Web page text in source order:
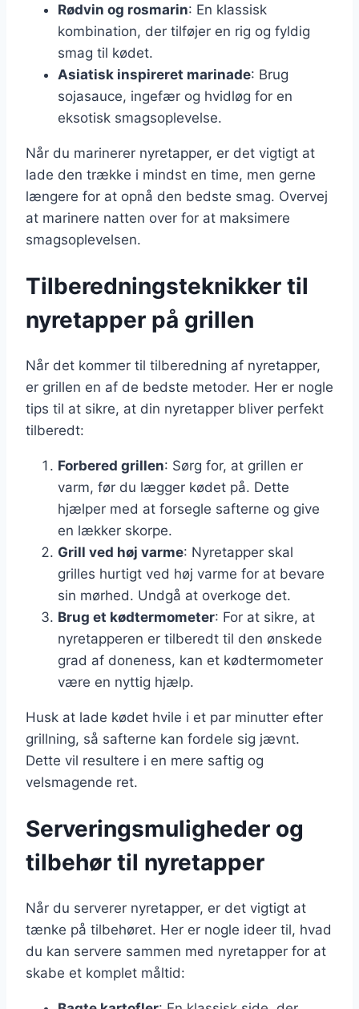
Rødvin og rosmarin: En klassisk
kombination, der tilføjer en rig og fyldig
smag til kødet.
Asiatisk inspireret marinade: Brug
sojasauce, ingefær og hvidløg for en
eksotisk smagsoplevelse.
Når du marinerer nyretapper, er det vigtigt at
lade den trække i mindst en time, men gerne
længere for at opnå den bedste smag. Overvej
at marinere natten over for at maksimere
smagsoplevelsen.
Tilberedningsteknikker til
nyretapper på grillen
Når det kommer til tilberedning af nyretapper,
er grillen en af de bedste metoder. Her er nogle
tips til at sikre, at din nyretapper bliver perfekt
tilberedt:
Forbered grillen: Sørg for, at grillen er
varm, før du lægger kødet på. Dette
hjælper med at forsegle safterne og give
en lækker skorpe.
Grill ved høj varme: Nyretapper skal
grilles hurtigt ved høj varme for at bevare
sin mørhed. Undgå at overkoge det.
Brug et kødtermometer: For at sikre, at
nyretapperen er tilberedt til den ønskede
grad af doneness, kan et kødtermometer
være en nyttig hjælp.
Husk at lade kødet hvile i et par minutter efter
grillning, så safterne kan fordele sig jævnt.
Dette vil resultere i en mere saftig og
velsmagende ret.
Serveringsmuligheder og
tilbehør til nyretapper
Når du serverer nyretapper, er det vigtigt at
tænke på tilbehøret. Her er nogle ideer til, hvad
du kan servere sammen med nyretapper for at
skabe et komplet måltid: